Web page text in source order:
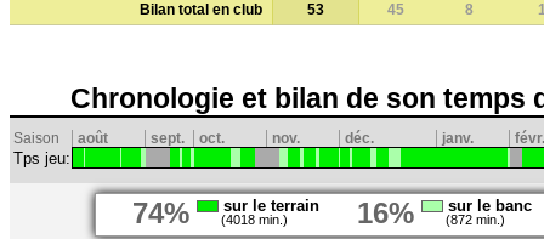
Bilan total en club
53 45 8
Chronologie et bilan de son temps
Saison août sept. oct. nov. déc. janv. févr.
Tps jeu:
74% sur le terrain
(4018 min.) 16% sur le banc
(872 min.)